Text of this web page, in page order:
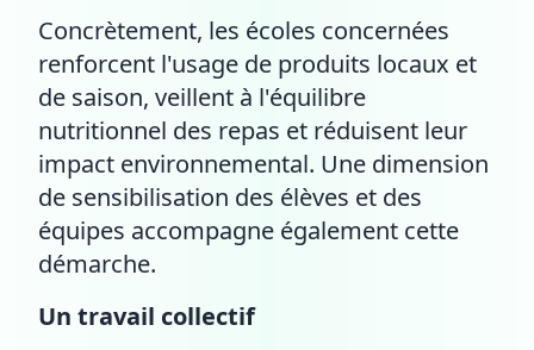
Concrètement, les écoles concernées
renforcent l'usage de produits locaux et
de saison, veillent à l'équilibre
nutritionnel des repas et réduisent leur
impact environnemental. Une dimension
de sensibilisation des élèves et des
équipes accompagne également cette
démarche.
Un travail collectif